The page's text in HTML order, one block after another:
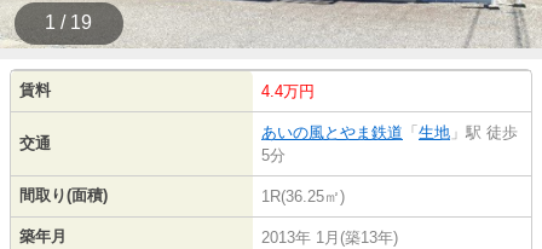
1 / 19
賃料 4.4万円
交通
あいの風とやま鉄道 「 生地 」駅 徒歩
5分
間取り(面積) 1R(36.25㎡)
築年月 2013年 1月(築13年)